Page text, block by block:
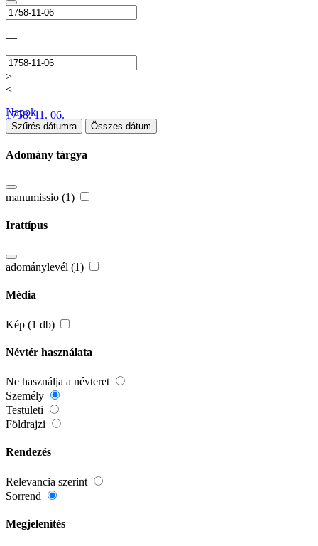
—
>
<
1758. 11. 06.
Napok
Szűrés dátumra Összes dátum
Adomány tárgya
manumissio (1)
Irattípus
adománylevél (1)
Média
Kép (1 db)
Névtér használata
Ne használja a névteret
Személy
Testületi
Földrajzi
Rendezés
Relevancia szerint
Sorrend
Megjelenítés